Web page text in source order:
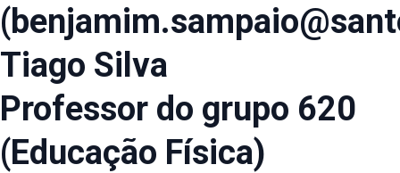
Tiago Silva
Professor do grupo 620
(Educação Física)